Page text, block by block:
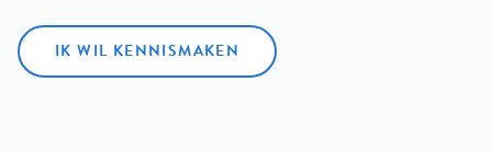
IK WIL KENNISMAKEN